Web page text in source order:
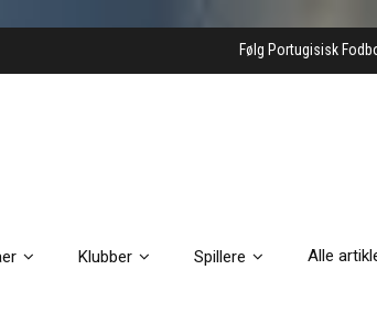
Følg Portugisisk
Klubber Spillere Alle